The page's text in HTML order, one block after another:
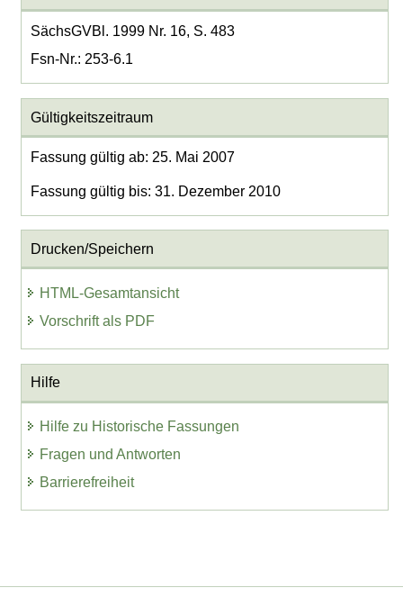
SächsGVBl. 1999 Nr. 16, S. 483
Fsn-Nr.: 253-6.1
Gültigkeitszeitraum
Fassung gültig ab: 25. Mai 2007
Fassung gültig bis: 31. Dezember 2010
Drucken/Speichern
HTML-Gesamtansicht
Vorschrift als PDF
Hilfe
Hilfe zu Historische Fassungen
Fragen und Antworten
Barrierefreiheit